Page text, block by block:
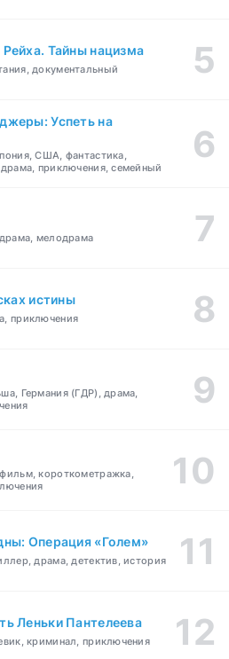
Тайны нацизма
документальный
Успеть на
США, фантастика,
приключения, семейный
мелодрама
истины
приключения
Германия (ГДР), драма,
короткометражка,
Операция «Голем»
драма, детектив, история
Леньки Пантелеева
криминал, приключения